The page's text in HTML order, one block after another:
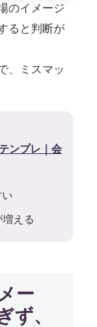
のイメージ
ると判断が
、ミスマッ
ンプレ｜会
える
ー
ず、